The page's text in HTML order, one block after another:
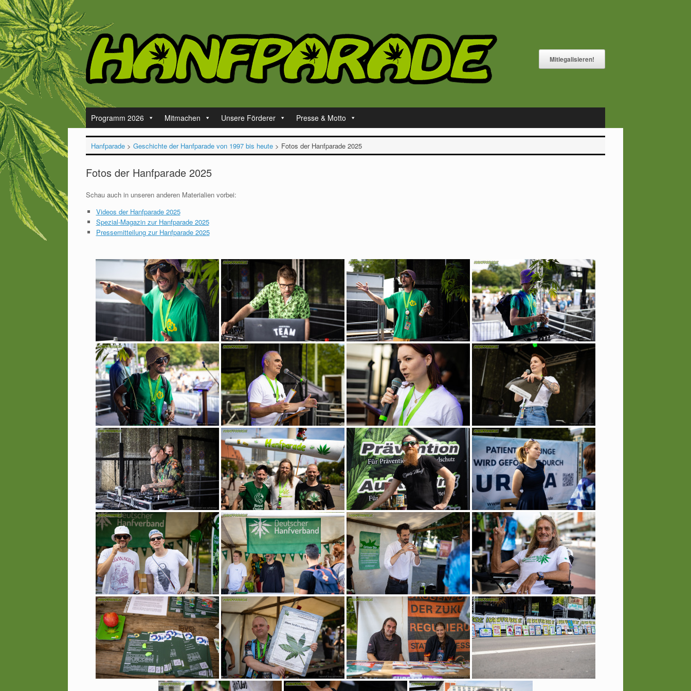
Zum
Inhalt
springen
Mitlegalisieren!
Programm 2026 Mitmachen Unsere Förderer Presse & Motto
Hanfparade> Geschichte der Hanfparade von 1997 bis heute> Fotos der Hanfparade 2025
Fotos der Hanfparade 2025
Schau auch in unseren anderen Materialien vorbei:
Videos der Hanfparade 2025
Spezial-Magazin zur Hanfparade 2025
Pressemitteilung zur Hanfparade 2025